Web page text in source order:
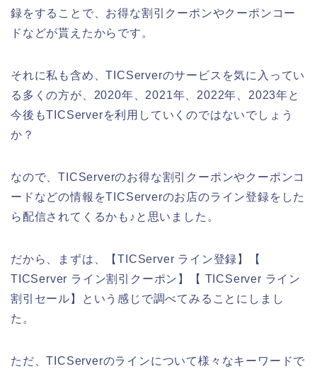
録をすることで、お得な割引クーポンやクーポンコー
ドなどが貰えたからです。
それに私も含め、TICServerのサービスを気に入ってい
る多くの方が、2020年、2021年、2022年、2023年と
今後もTICServerを利用していくのではないでしょう
か？
なので、TICServerのお得な割引クーポンやクーポンコ
ードなどの情報をTICServerのお店のライン登録をした
ら配信されてくるかも♪と思いました。
だから、まずは、【TICServer ライン登録】【
TICServer ライン割引クーポン】【 TICServer ライン
割引セール】という感じで調べてみることにしまし
た。
ただ、TICServerのラインについて様々なキーワードで